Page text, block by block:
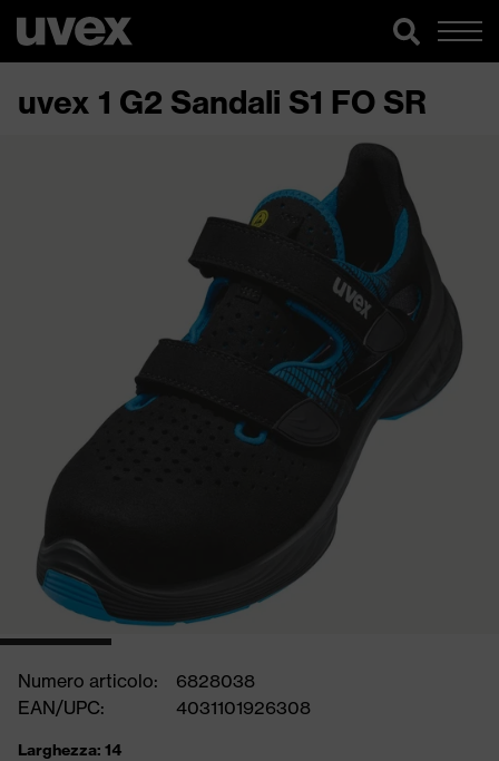
uvex 1 G2 Sandali S1 FO SR
Numero articolo:
6828038
EAN/UPC:
4031101926308
Larghezza: 14